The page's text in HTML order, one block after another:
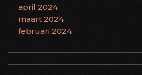
april 2024
maart 2024
februari 2024